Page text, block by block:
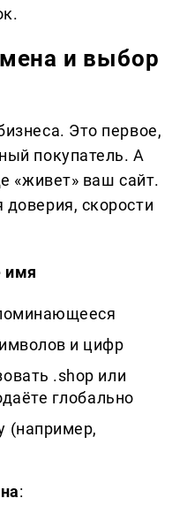
и выбор
Это первое,
покупатель. А
«живет» ваш сайт.
скорости
имя
и цифр
.shop или
глобально
(например,
: